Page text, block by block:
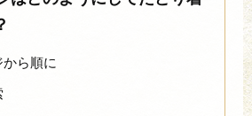
から順に